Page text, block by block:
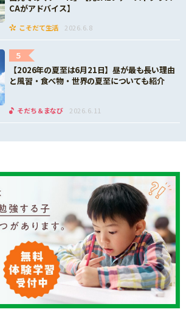
CAがアドバイス】
こそだて生活 2026.6.8
5
【2026年の夏至は6月21日】昼が最も長い理由
と風習・食べ物・世界の夏至についても紹介
そだち＆まなび 2026.6.11